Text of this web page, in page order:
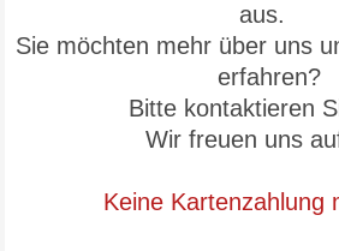
aus.
Sie möchten mehr über uns
erfahren?
Bitte kontaktieren
Wir freuen uns
Keine Kartenzahlung